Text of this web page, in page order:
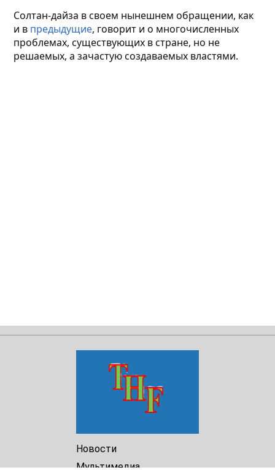
Солтан-дайза в своем нынешнем обращении, как
и в предыдущие, говорит и о многочисленных
проблемах, существующих в стране, но не
решаемых, а зачастую создаваемых властями.
Новости
Мультимедиа